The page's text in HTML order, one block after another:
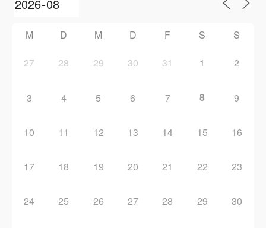
M D M D F S S
27 28 29 30 31 1 2
3 4 5 6 7 8 9
10 11 12 13 14 15 16
17 18 19 20 21 22 23
24 25 26 27 28 29 30